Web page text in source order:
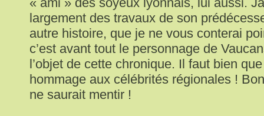
largement des travaux de son
autre histoire, que je ne vous conterai
c’est avant tout le personnage de
l’objet de cette chronique. Il faut bien
hommage aux célébrités régionales !
ne saurait mentir !